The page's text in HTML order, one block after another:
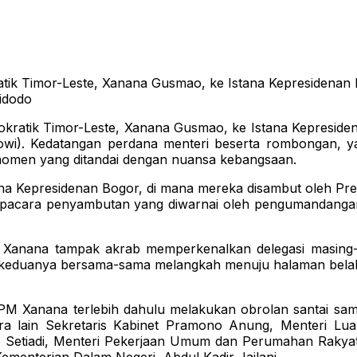
Timor-Leste, Xanana Gusmao, ke Istana
Timor-Leste, Xanana Gusmao, ke Istana
Kedatangan perdana menteri beserta rombongan,
yang ditandai dengan nuansa kebangsaan.
Kepresidenan Bogor, di mana mereka disambut oleh
penyambutan yang diwarnai oleh
tampak akrab memperkenalkan delegasi
bersama-sama melangkah menuju halaman
Xanana terlebih dahulu melakukan obrolan santai
lain Sekretaris Kabinet Pramono Anung, Menteri
Menteri Pekerjaan Umum dan Perumahan